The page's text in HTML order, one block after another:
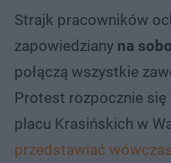
Strajk pracowników
zapowiedziany na
połączą wszystkie
Protest rozpocznie
placu Krasińskich w
przedstawiać